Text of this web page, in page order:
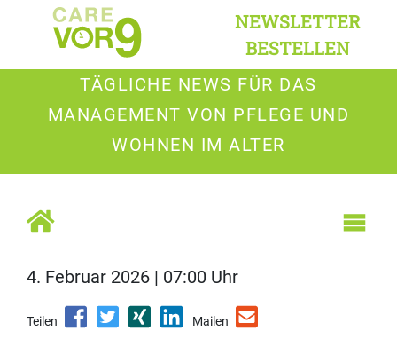
NEWSLETTER
BESTELLEN
TÄGLICHE NEWS FÜR DAS
MANAGEMENT VON PFLEGE UND
WOHNEN IM ALTER
4. Februar 2026 | 07:00 Uhr
Teilen Mailen